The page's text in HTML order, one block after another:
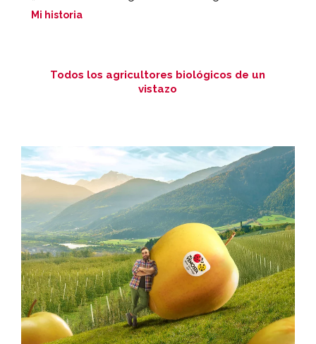
Mi historia
Todos los agricultores biológicos de un
vistazo